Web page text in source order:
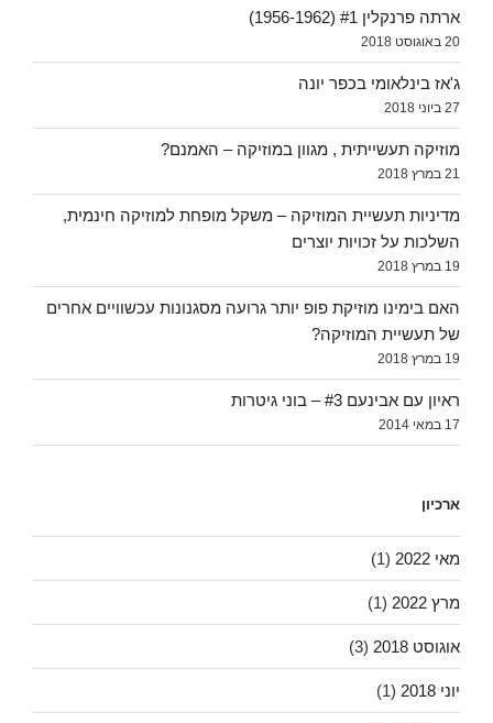
ארתה פרנקלין #1 (1956-1962)
20 באוגוסט 2018
ג'אז בינלאומי בכפר יונה
27 ביוני 2018
מוזיקה תעשייתית , מגוון במוזיקה – האמנם?
21 במרץ 2018
מדיניות תעשיית המוזיקה – משקל מופחת למוזיקה חינמית,
השלכות על זכויות יוצרים
19 במרץ 2018
האם בימינו מוזיקת פופ יותר גרועה מסגנונות עכשוויים אחרים
של תעשיית המוזיקה?
19 במרץ 2018
ראיון עם אבינעם #3 – בוני גיטרות
17 במאי 2014
ארכיון
מאי 2022 (1)
מרץ 2022 (1)
אוגוסט 2018 (3)
יוני 2018 (1)